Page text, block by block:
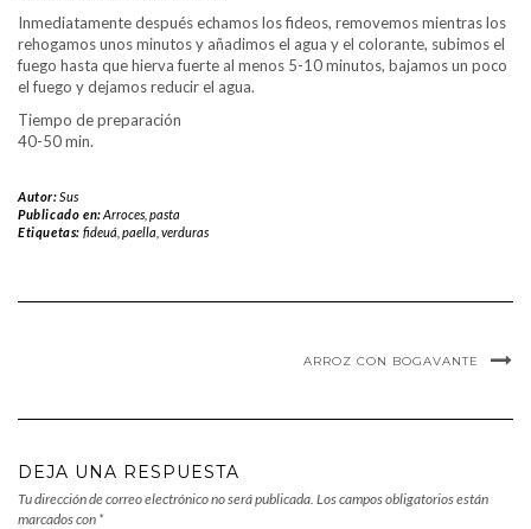
Inmediatamente después echamos los fideos, removemos mientras los
rehogamos unos minutos y añadimos el agua y el colorante, subimos el
fuego hasta que hierva fuerte al menos 5-10 minutos, bajamos un poco
el fuego y dejamos reducir el agua.
Tiempo de preparación
40-50 min.
Autor:Sus
Publicado en:Arroces, pasta
Etiquetas: fideuá paella verduras
ARROZ CON BOGAVANTE
DEJA UNA RESPUESTA
Tu dirección de correo electrónico no será publicada. Los campos obligatorios están
marcados con *